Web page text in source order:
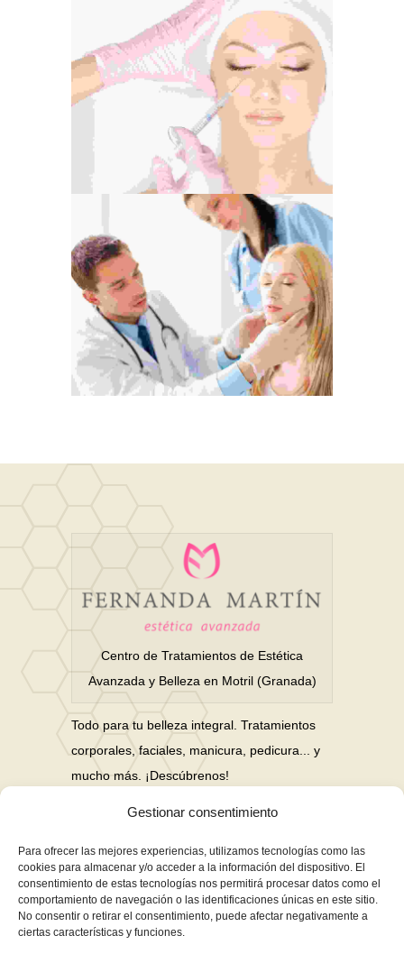
Gestionar consentimiento
Para ofrecer las mejores experiencias, utilizamos tecnologías como las
cookies para almacenar y/o acceder a la información del dispositivo. El
consentimiento de estas tecnologías nos permitirá procesar datos como el
comportamiento de navegación o las identificaciones únicas en este sitio.
No consentir o retirar el consentimiento, puede afectar negativamente a
ciertas características y funciones.
Web Design
Begin With A Smile
Web Design
Reach For The Stars
Web Design
Photo Methodology
Centro de Tratamientos de Estética
Avanzada y Belleza en Motril (Granada)
Todo para tu belleza integral. Tratamientos
corporales, faciales, manicura, pedicura... y
mucho más. ¡Descúbrenos!
Nuestras Redes Sociales
Financiación en hasta 3 años sin intereses
Aviso Legal